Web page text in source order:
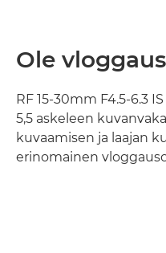
Ole
RF 15-30mm F4.5-6.3
5,5 askeleen
kuvaamisen ja laajan
erinomainen